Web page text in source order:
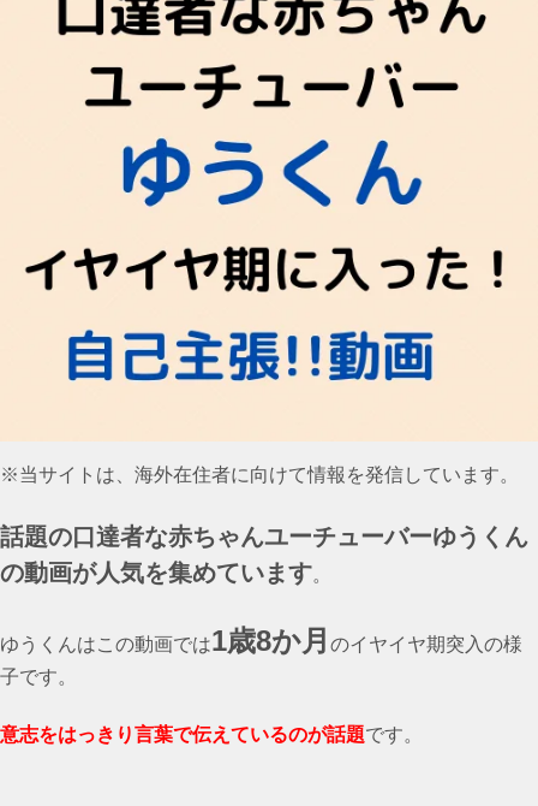
※当サイトは、海外在住者に向けて情報を発信しています。
話題の口達者な赤ちゃんユーチューバーゆうくん
の動画が人気を集めています。
ゆうくんはこの動画では1歳8か月 のイヤイヤ期突入の様
子です。
意志をはっきり言葉で伝えているのが話題です。